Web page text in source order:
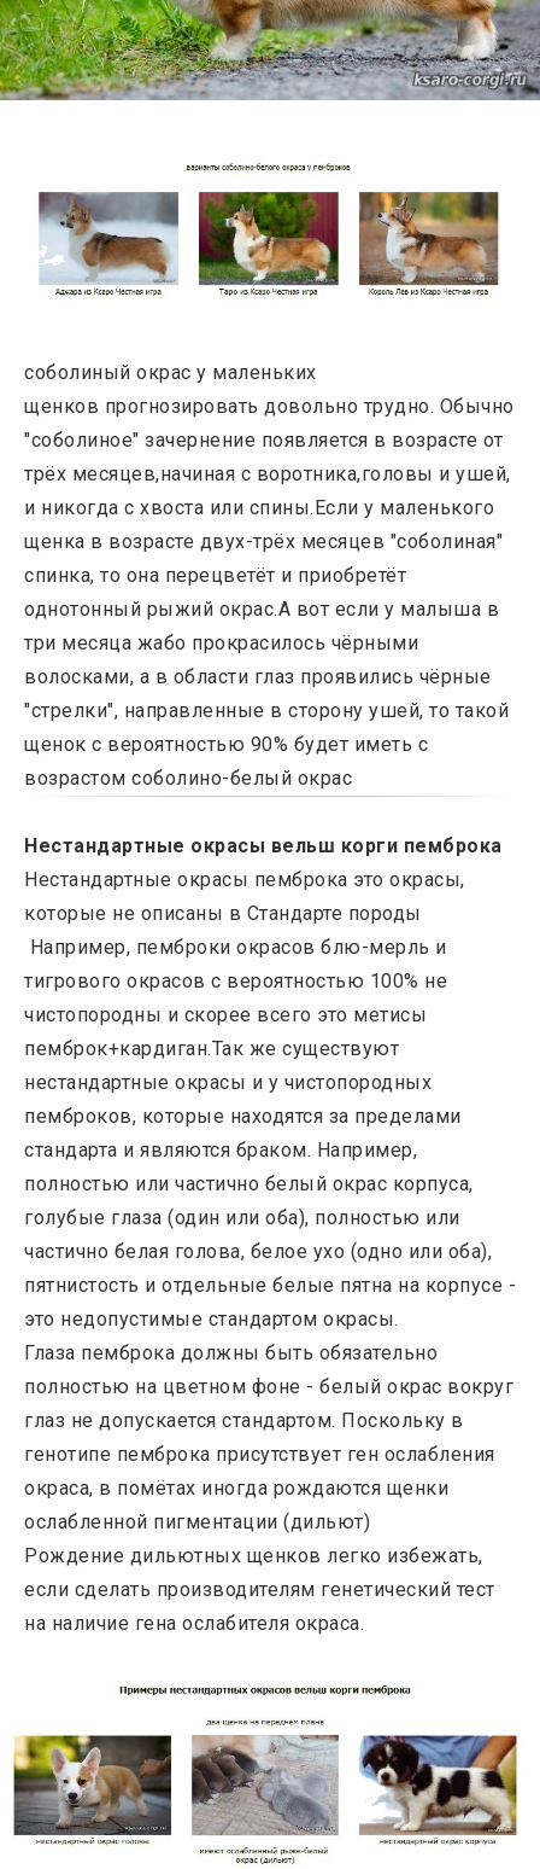
соболиный окрас у маленьких
щенков прогнозировать довольно трудно. Обычно
"соболиное" зачернение появляется в возрасте от
трёх месяцев,начиная с воротника,головы и ушей,
и никогда с хвоста или спины.Если у маленького
щенка в возрасте двух-трёх месяцев "соболиная"
спинка, то она перецветёт и приобретёт
однотонный рыжий окрас.А вот если у малыша в
три месяца жабо прокрасилось чёрными
волосками, а в области глаз проявились чёрные
"стрелки", направленные в сторону ушей, то такой
щенок с вероятностью 90% будет иметь с
возрастом соболино-белый окрас
Нестандартные окрасы вельш корги пемброка
Нестандартные окрасы пемброка это окрасы,
которые не описаны в Стандарте породы
Например, пемброки окрасов блю-мерль и
тигрового окрасов с вероятностью 100% не
чистопородны и скорее всего это метисы
пемброк+кардиган.Так же существуют
нестандартные окрасы и у чистопородных
пемброков, которые находятся за пределами
стандарта и являются браком. Например,
полностью или частично белый окрас корпуса,
голубые глаза (один или оба), полностью или
частично белая голова, белое ухо (одно или оба),
пятнистость и отдельные белые пятна на корпусе -
это недопустимые стандартом окрасы.
Глаза пемброка должны быть обязательно
полностью на цветном фоне - белый окрас вокруг
глаз не допускается стандартом. Поскольку в
генотипе пемброка присутствует ген ослабления
окраса, в помётах иногда рождаются щенки
ослабленной пигментации (дильют)
Рождение дильютных щенков легко избежать,
если сделать производителям генетический тест
на наличие гена ослабителя окраса.